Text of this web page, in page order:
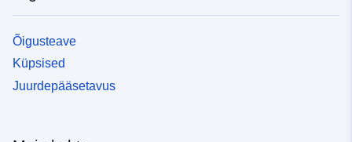
Õigusteave
Küpsised
Juurdepääsetavus